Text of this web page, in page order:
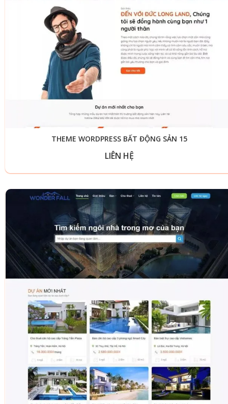
THEME WORDPRESS BẤT ĐỘNG SẢN 15
LIÊN HỆ